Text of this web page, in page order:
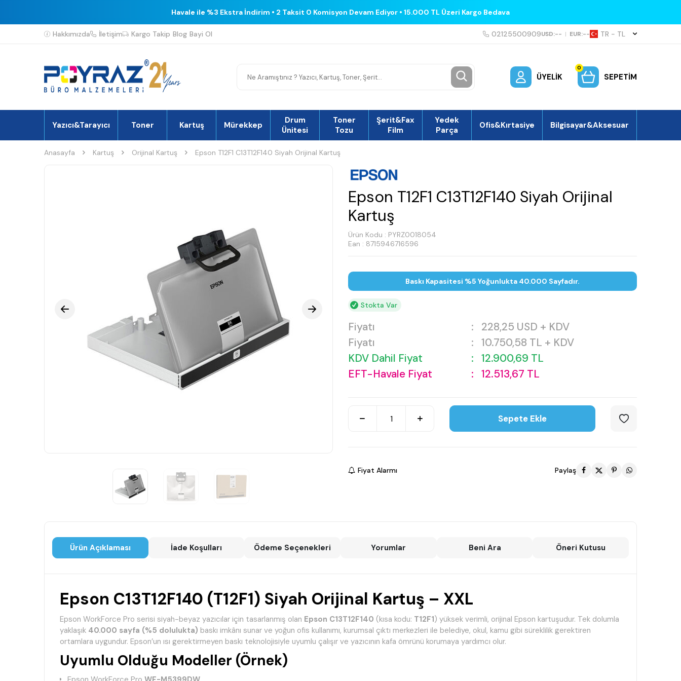
Havale ile %3 Ekstra İndirim • 2 Taksit 0 Komisyon Devam Ediyor • 15.000 TL Üzeri Kargo Bedava
Hakkımızda İletişim Kargo Takip Blog Bayi Ol 02125500909USD:-- | EUR:-- TR − TL
ÜYELIK
0
SEPETIM
Yazıcı&Tarayıcı Toner Kartuş Mürekkep
Drum
Ünitesi
Toner
Tozu
Şerit&Fax
Film
Yedek
Parça
Ofis&Kırtasiye Bilgisayar&Aksesuar
Anasayfa Kartuş Orijinal Kartuş Epson T12F1 C13T12F140 Siyah Orijinal Kartuş
Epson T12F1 C13T12F140 Siyah Orijinal
Kartuş
Ürün Kodu : PYRZ0018054
Ean : 8715946716596
Baskı Kapasitesi %5 Yoğunlukta 40.000 Sayfadır.
Stokta Var
Fiyatı : 228,25 USD + KDV
Fiyatı
: 10.750,58 TL + KDV
KDV Dahil Fiyat
: 12.900,69 TL
EFT-Havale Fiyat
: 12.513,67 TL
Sepete Ekle
Fiyat Alarmı Paylaş
Ürün Açıklaması İade Koşulları Ödeme Seçenekleri Yorumlar Beni Ara Öneri Kutusu
Epson C13T12F140 (T12F1) Siyah Orijinal Kartuş – XXL
Epson WorkForce Pro serisi siyah-beyaz yazıcılar için tasarlanmış olan Epson C13T12F140 (kısa kodu: T12F1) yüksek verimli, orijinal Epson kartuşudur. Tek dolumla
yaklaşık 40.000 sayfa (%5 dolulukta) baskı imkânı sunar ve yoğun ofis kullanımı, kurumsal çıktı merkezleri ile belediye, okul, kamu gibi süreklilik gerektiren
ortamlara uygundur. Epson’un ısı gerektirmeyen baskı teknolojisiyle uyumlu çalışır ve yazıcının kafa ömrünü korumaya yardımcı olur.
Uyumlu Olduğu Modeller (Örnek)